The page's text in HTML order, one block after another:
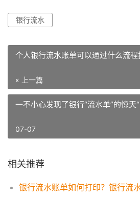
银行流水
个人银行流水账单可以通过什么流程
« 上一篇
一不小心发现了银行“流水单”的惊天
07-07
相关推荐